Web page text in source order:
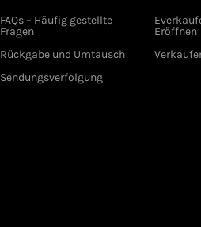
FAQs – Häufig gestellte
Fragen
Rückgabe und Umtausch
Sendungsverfolgung
Eröffnen